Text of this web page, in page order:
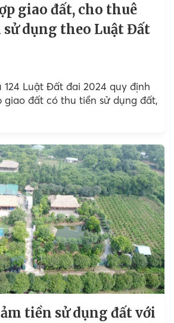
giao đất, cho thuê
dụng theo Luật Đất
124 Luật Đất đai 2024 quy định
giao đất có thu tiền sử dụng đất,
tiền sử dụng đất với